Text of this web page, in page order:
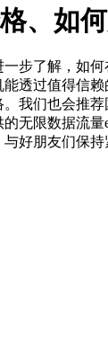
、如
步了解，如
透过值得信
我们也会推荐
无限数据流
好朋友们保持